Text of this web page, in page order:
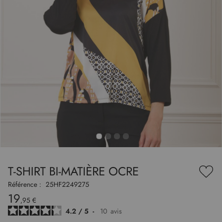
T-SHIRT BI-MATIÈRE OCRE
à
Référence : 25HF2249275
19,95 €
4.2 / 5 - 10 avis